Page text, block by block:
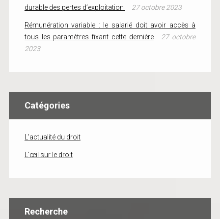
durable des pertes d’exploitation
27 octobre 2023
Rémunération variable : le salarié doit avoir accès à
tous les paramètres fixant cette dernière
27 octobre
2023
Catégories
L'actualité du droit
L'œil sur le droit
Recherche